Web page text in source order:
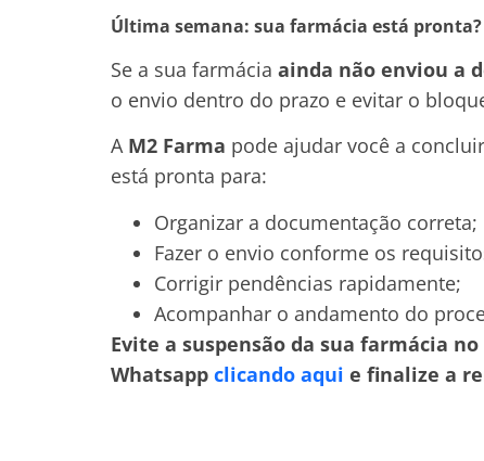
Última semana: sua farmácia está pronta?
Se a sua farmácia ainda não enviou a
o envio dentro do prazo e evitar o
A M2 Farma pode ajudar você a
está pronta para:
Organizar a documentação correta;
Fazer o envio conforme os
Corrigir pendências rapidamente;
Acompanhar o andamento do
Evite a suspensão da sua farmácia
Whatsapp clicando aqui e finalize a